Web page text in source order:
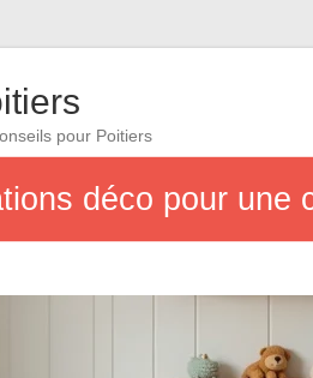
pour Poitiers
déco pour une